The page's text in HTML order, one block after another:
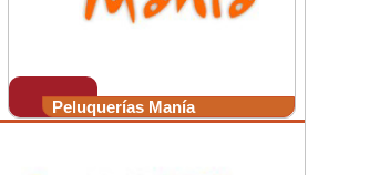
Peluquerías Manía